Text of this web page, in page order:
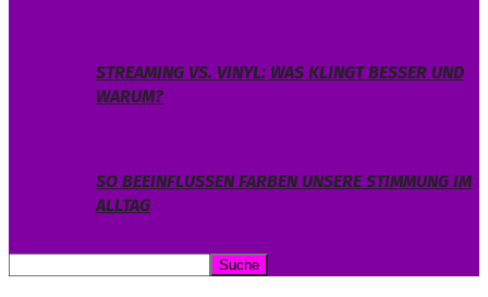
STREAMING VS. VINYL: WAS KLINGT BESSER UND
WARUM?
SO BEEINFLUSSEN FARBEN UNSERE STIMMUNG IM
ALLTAG